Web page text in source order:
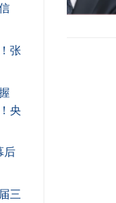
张
央
后
三